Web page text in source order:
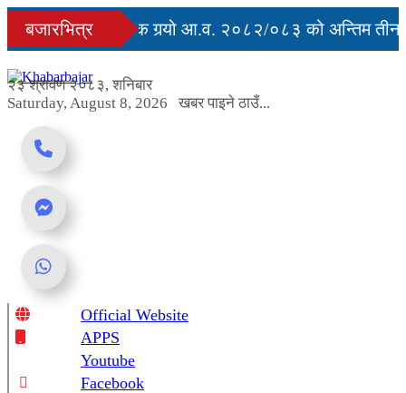
Skip
content
बजारभित्र
सार्वजनिक गर्‍यो आ.व. २०८२/०८३ को अन्तिम तीन
२३ श्रावण २०८३, शनिबार
Saturday, August 8, 2026
खबर पाइने ठाउँ...
Online News Portal
Official Website
APPS
Youtube
Facebook